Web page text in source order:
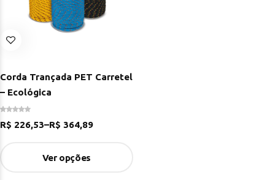
Corda Trançada PET Carretel
– Ecológica
R$ 226,53–R$ 364,89
Ver opções